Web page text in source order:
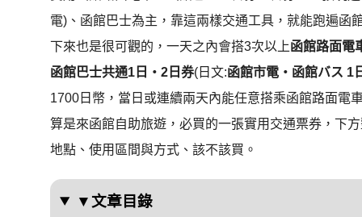
電)、函館巴士為主，靠這兩樣交通工具，就能跑遍函
下來也是很可觀的， 一天之內會搭3次以上函館路面電
函館巴士共通1日・2日券(日文:函館市電・函館バス 1
1700日幣，當日或連續兩天內能任意搭乘函館路面電
算是來函館自助旅遊，必買的一張實用交通票券，下
地點、使用區間與方式、該不該買 。
▼文章目錄